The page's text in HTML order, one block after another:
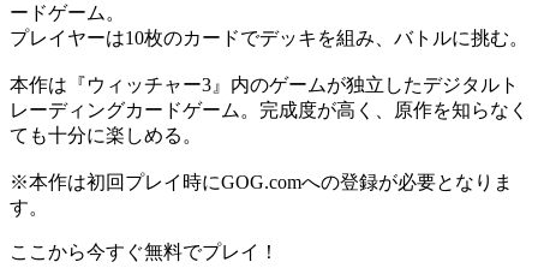
ードゲーム。
プレイヤーは10枚のカードでデッキを組み、バトルに挑む。
本作は『ウィッチャー3』内のゲームが独立したデジタルト
レーディングカードゲーム。 完成度が高く 、原作を知らなく
ても十分に楽しめる。
※本作は初回プレイ時にGOG.comへの登録が必要となりま
す。
ここから今すぐ無料でプレイ！